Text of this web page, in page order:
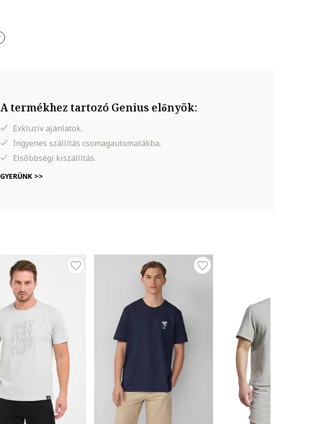
A termékhez tartozó Genius előnyök:
Exkluzív ajánlatok.
Ingyenes szállítás csomagautomatákba.
Elsőbbségi kiszállítás.
GYERÜNK >>